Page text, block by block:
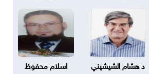
د هشام الشيشيني اسلام محفوظ